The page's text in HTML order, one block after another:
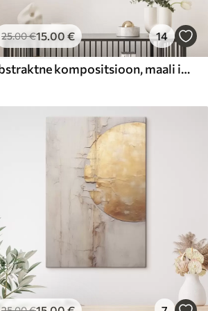
25.00€15.00 € 14
Abstraktne kompositsioon, maali imitatsioon